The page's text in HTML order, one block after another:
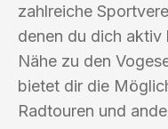
zahlreiche
denen du dich
Nähe zu den
bietet dir die
Radtouren und